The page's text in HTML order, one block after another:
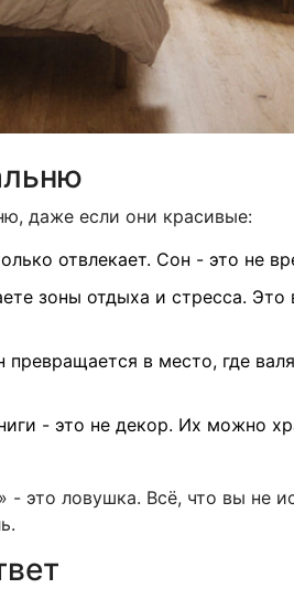
даже если они красивые:
отвлекает. Сон - это не
зоны отдыха и стресса. Это
превращается в место, где
- это не декор. Их можно
это ловушка. Всё, что вы не